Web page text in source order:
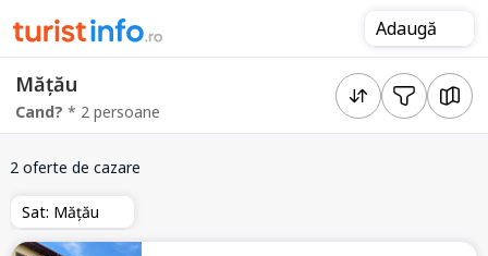
Adaugă
Mățău
Cand? * 2 persoane
2 oferte de cazare
Sat: Mățău